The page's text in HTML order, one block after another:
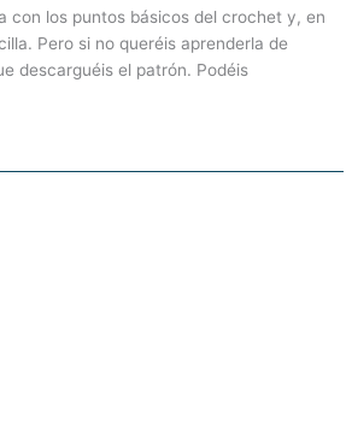
con los puntos básicos del crochet y, en
Pero si no queréis aprenderla de
descarguéis el patrón. Podéis